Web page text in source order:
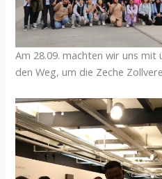
Am 28.09. machten wir uns
den Weg, um die Zeche